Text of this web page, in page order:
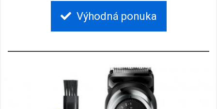
Výhodná ponuka